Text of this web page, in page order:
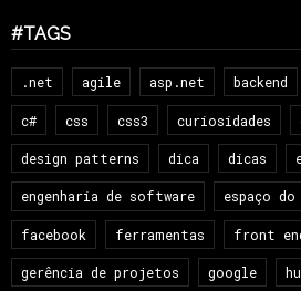
#TAGS
.net agile asp.net backend
c# css css3 curiosidades
design patterns dica dicas
engenharia de software espaço
facebook ferramentas front
gerência de projetos google